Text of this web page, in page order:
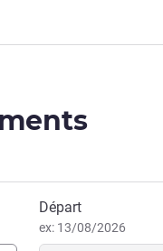
Départ
ex: 13/08/2026